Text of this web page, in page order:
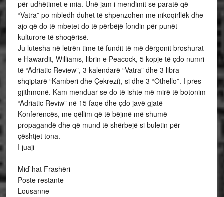
për udhëtimet e mia. Unë jam i mendimit se paratë që
“Vatra” po mbledh duhet të shpenzohen me nikoqirllëk dhe
ajo që do të mbetet do të përbëjë fondin për punët
kulturore të shoqërisë.
Ju lutesha në letrën time të fundit të më dërgonit broshurat
e Hawardit, Williams, librin e Peacock, 5 kopje të çdo numri
të “Adriatic Review”, 3 kalendarë “Vatra” dhe 3 libra
shqiptarë “Kamberi dhe Çekrezi), si dhe 3 “Othello”. I pres
gjithmonë. Kam menduar se do të ishte më mirë të botonim
“Adriatic Reviw” në 15 faqe dhe çdo javë gjatë
Konferencës, me qëllim që të bëjmë më shumë
propagandë dhe që mund të shërbejë si buletin për
çështjet tona.
I juaji
Mid`hat Frashëri
Poste restante
Lousanne